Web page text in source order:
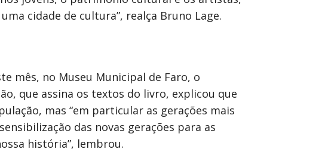
cidade de cultura”, realça Bruno Lage.
mês, no Museu Municipal de Faro, o
que assina os textos do livro, explicou que
mas “em particular as gerações mais
das novas gerações para as
história”, lembrou.